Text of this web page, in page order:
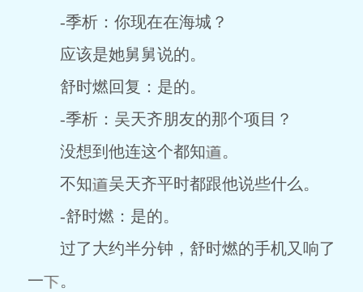
-季析：你现在在海城？
应该是她舅舅说的。
舒时燃回复：是的。
-季析：吴天齐朋友的那个项目？
没想到他连这个都知
。
不知
吴天齐平时都跟他说些什么。
-舒时燃：是的。
过了大约半分钟，舒时燃的手机又响了
一
。